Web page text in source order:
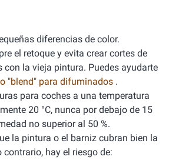
diferencias de color.
el retoque y evita crear cortes de
con la vieja pintura. Puedes ayudarte
"blend" para difuminados .
para coches a una temperatura
20 °C, nunca por debajo de 15
no superior al 50 %.
la pintura o el barniz cubran bien la
contrario, hay el riesgo de: